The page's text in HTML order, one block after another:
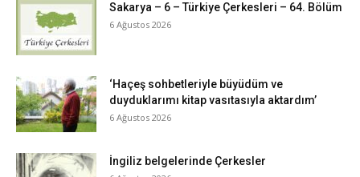
Sakarya – 6 – Türkiye Çerkesleri – 64. Bölüm
6 Ağustos 2026
‘Haçeş sohbetleriyle büyüdüm ve
duyduklarımı kitap vasıtasıyla aktardım’
6 Ağustos 2026
İngiliz belgelerinde Çerkesler